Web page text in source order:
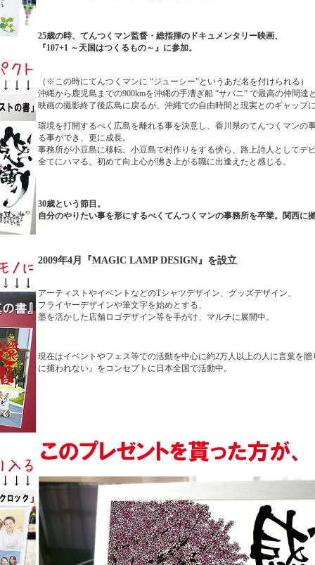
25歳の時、てんつくマン監督・総指揮のドキュメンタリー映画、
『107+1 ～天国はつくるもの～』に参加。
（※この時にてんつくマンに “ジューシー”というあだ名を付けられる）
沖縄から鹿児島までの900kmを沖縄の手漕ぎ船 “サバニ” で最高の仲間
映画の撮影終了後広島に戻るが、沖縄での自由時間と現実とのギャップ
環境を打開するべく広島を離れる事を決意し、香川県のてんつくマン
る事ができ、更に成長。
事務所が小豆島に移転。小豆島で村作りをする傍ら、路上詩人として
全てにハマる。初めて向上心が沸き上がる職に出逢えたと感じる。
30歳という節目。
自分のやりたい事を形にするべくてんつくマンの事務所を卒業。関西
2009年4月『MAGIC LAMP DESIGN』を設立
アーティストやイベントなどのTシャツデザイン、グッズデザイン、
フライヤーデザインや筆文字を始めとする、
墨を活かした店舗ロゴデザイン等を手がけ、マルチに展開中。
現在はイベントやフェス等での活動を中心に約2万人以上の人に言葉を
に捕われない』をコンセプトに日本全国で活動中。